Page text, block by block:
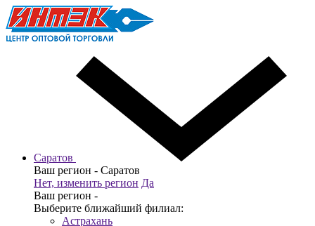
Саратов
Ваш регион - Саратов
Нет, изменить регион Да
Ваш регион -
Выберите ближайший филиал:
Астрахань